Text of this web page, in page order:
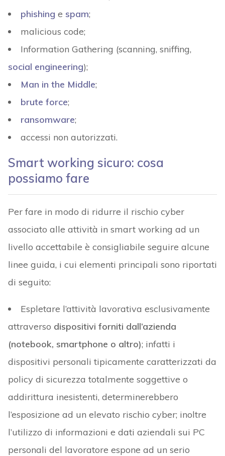
phishing e spam;
malicious code;
Information Gathering (scanning, sniffing,
social engineering);
Man in the Middle;
brute force;
ransomware;
accessi non autorizzati.
Smart working sicuro: cosa
possiamo fare
Per fare in modo di ridurre il rischio cyber
associato alle attività in smart working ad un
livello accettabile è consigliabile seguire alcune
linee guida, i cui elementi principali sono riportati
di seguito:
Espletare l’attività lavorativa esclusivamente
attraverso dispositivi forniti dall’azienda
(notebook, smartphone o altro); infatti i
dispositivi personali tipicamente caratterizzati da
policy di sicurezza totalmente soggettive o
addirittura inesistenti, determinerebbero
l’esposizione ad un elevato rischio cyber; inoltre
l’utilizzo di informazioni e dati aziendali sui PC
personali del lavoratore espone ad un serio